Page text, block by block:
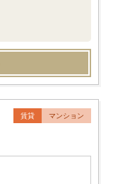
賃貸 マンション